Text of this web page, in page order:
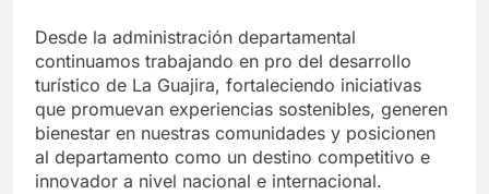
Desde la administración departamental
continuamos trabajando en pro del desarrollo
turístico de La Guajira, fortaleciendo iniciativas
que promuevan experiencias sostenibles, generen
bienestar en nuestras comunidades y posicionen
al departamento como un destino competitivo e
innovador a nivel nacional e internacional.